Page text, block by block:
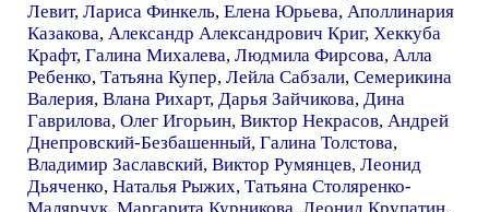
Левит, Лариса Финкель, Елена Юрьева, Аполлинария
Казакова, Александр Александрович Криг, Хеккуба
Крафт, Галина Михалева, Людмила Фирсова, Алла
Ребенко, Татьяна Купер, Лейла Сабзали, Семерикина
Валерия, Влана Рихарт, Дарья Зайчикова, Дина
Гаврилова, Олег Игорьин, Виктор Некрасов, Андрей
Днепровский-Безбашенный, Галина Толстова,
Владимир Заславский, Виктор Румянцев, Леонид
Дьяченко, Наталья Рыжих, Татьяна Столяренко-